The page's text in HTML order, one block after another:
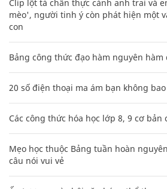
Clip lột tả chân thực cảnh anh trai và
mèo', người tinh ý còn phát hiện một
con
Bảng công thức đạo hàm nguyên
20 số điện thoại ma ám bạn không
Các công thức hóa học lớp 8, 9 cơ bản
Mẹo học thuộc Bảng tuần hoàn
câu nói vui vẻ